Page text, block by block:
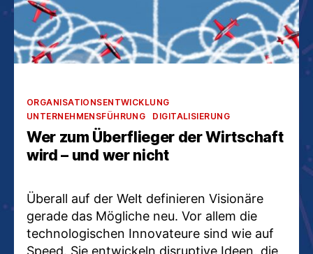
Kategorien
ORGANISATIONSENTWICKLUNG
UNTERNEHMENSFÜHRUNG
DIGITALISIERUNG
Wer zum Überflieger der Wirtschaft
wird – und wer nicht
Überall auf der Welt definieren Visionäre
gerade das Mögliche neu. Vor allem die
technologischen Innovateure sind wie auf
Speed. Sie entwickeln disruptive Ideen, die